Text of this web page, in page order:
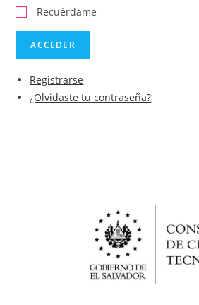
Recuérdame
ACCEDER
Registrarse
¿Olvidaste tu contraseña?